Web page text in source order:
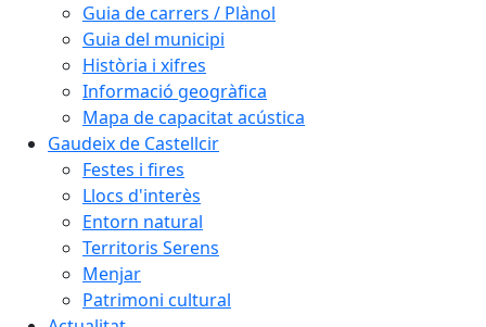
Guia de carrers / Plànol
Guia del municipi
Història i xifres
Informació geogràfica
Mapa de capacitat acústica
Gaudeix de Castellcir
Festes i fires
Llocs d'interès
Entorn natural
Territoris Serens
Menjar
Patrimoni cultural